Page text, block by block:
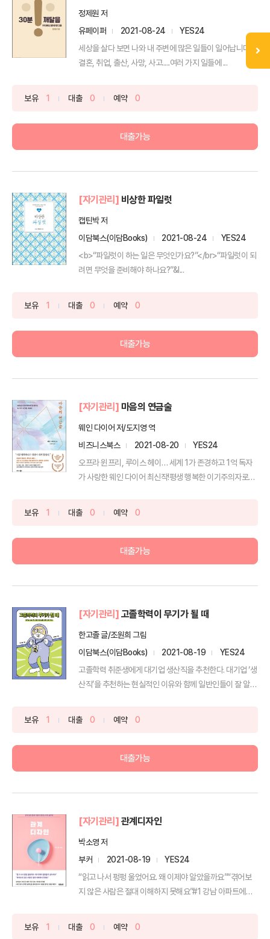
정제원 저
유페이퍼
2021-08-24
YES24
세상을 살다 보면 나와 내 주변에 많은 일들이 일어납니다.
결혼, 취업, 출산, 사망, 사고.....여러 가지 일들에 ...
보유 1 대출 0 예약 0
대출가능
[자기관리] 비상한 파일럿
캡틴박 저
이담북스(이담Books)
2021-08-24
YES24
<b>“파일럿이 하는 일은 무엇인가요?”</br>“파일럿이 되
려면 무엇을 준비해야 하나요?”&l...
보유 1 대출 0 예약 0
대출가능
[자기관리] 마음의 연금술
웨인 다이어 저/도지영 역
비즈니스북스
2021-08-20
YES24
오프라 윈프리, 루이스 헤이… 세계 1가 존경하고 1억 독자
가 사랑한 웨인 다이어 최신작!평생 행복한 이기주의자로
보유 1 대출 0 예약 0
대출가능
[자기관리] 고졸학력이 무기가 될 때
한고졸 글/조원희 그림
이담북스(이담Books)
2021-08-19
YES24
고졸학력 취준생에게 대기업 생산직을 추천한다. 대기업 ‘생
산직’을 추천하는 현실적인 이유와 함께 일반인들이 잘 알지
보유 1 대출 0 예약 0
대출가능
[자기관리] 관계디자인
박소영 저
부커
2021-08-19
YES24
“읽고 나서 펑펑 울었어요. 왜 이제야 알았을까요”“겪어보
지 않은 사람은 절대 이해하지 못해요”#1 강남 아파트에
보유 1 대출 0 예약 0